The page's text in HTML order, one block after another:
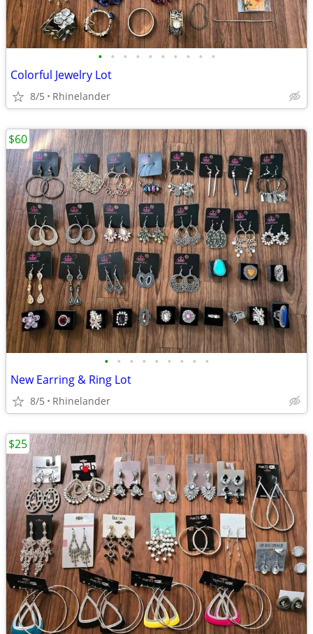
• • • • • • • • • •
Colorful Jewelry Lot
8/5 Rhinelander
• • • • • • • • •
New Earring & Ring Lot
8/5 Rhinelander
$60
$25